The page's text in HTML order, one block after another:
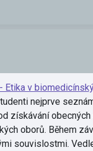
Etika v
nejprve
získávání
oborů. Během
souvislostmi.